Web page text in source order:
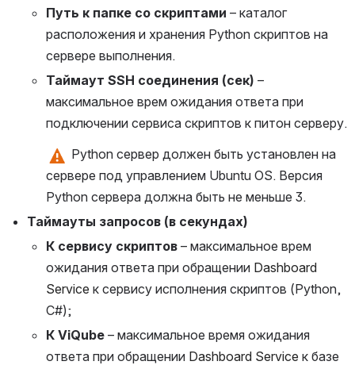
Путь к папке со скриптами – каталог
расположения и хранения Python скриптов на
сервере выполнения.
Таймаут SSH соединения (сек) –
максимальное врем ожидания ответа при
подключении сервиса скриптов к питон серверу.
Python сервер должен быть установлен на
сервере под управлением Ubuntu OS. Версия
Python сервера должна быть не меньше 3.
Таймауты запросов (в секундах)
К сервису скриптов – максимальное врем
ожидания ответа при обращении Dashboard
Service к сервису исполнения скриптов (Python,
C#);
К ViQube – максимальное время ожидания
ответа при обращении Dashboard Service к базе